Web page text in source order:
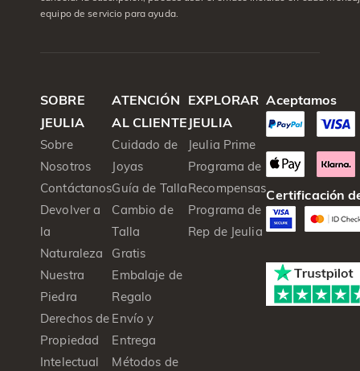
equipo de servicio para ayuda.
SOBRE
JEULIA
Sobre
Nosotros
Contáctanos
Devolver a
la
Naturaleza
Nuestra
Piedra
Derechos de
Propiedad
Intelectual
ATENCIÓN
AL CLIENTE
Cuidado de
Joyas
Guía de Talla
Cambio de
Talla
Gratis
Embalaje de
Regalo
Envío y
Entrega
Métodos de
EXPLORAR
JEULIA
Jeulia Prime
Programa de
Recompensas
Programa de
Rep de Jeulia
Aceptamos
Certificación